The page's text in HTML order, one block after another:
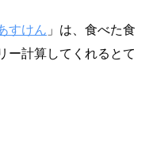
すけん 」は、食べた食
ー計算してくれるとて